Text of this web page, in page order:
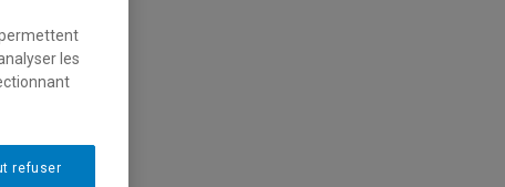
les
refuser